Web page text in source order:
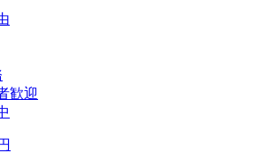
歓迎